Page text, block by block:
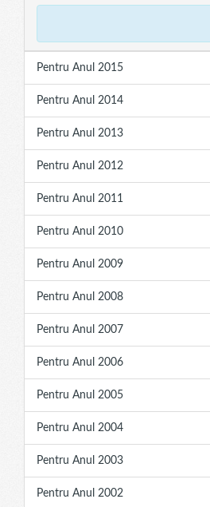
Pentru Anul 2015
Pentru Anul 2014
Pentru Anul 2013
Pentru Anul 2012
Pentru Anul 2011
Pentru Anul 2010
Pentru Anul 2009
Pentru Anul 2008
Pentru Anul 2007
Pentru Anul 2006
Pentru Anul 2005
Pentru Anul 2004
Pentru Anul 2003
Pentru Anul 2002